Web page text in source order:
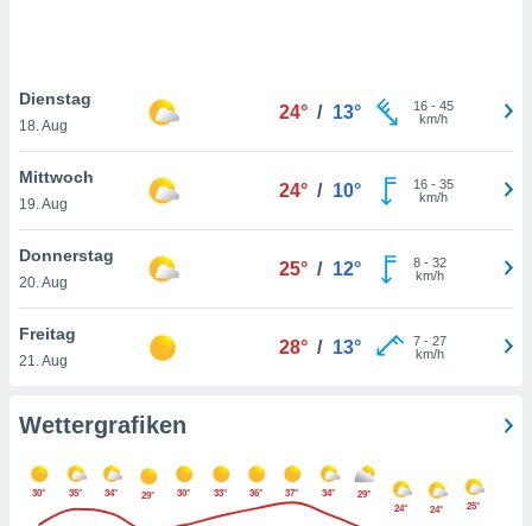
können
von
und
klicken.
und
Dienstag
18. Aug
24° / 13° 16- 45
km/h
Mittwoch
19. Aug
24° / 10° 16- 35
km/h
Donnerstag
20. Aug
25° / 12° 8- 32
km/h
Freitag
21. Aug
28° / 13° 7- 27
km/h
Wettergrafiken
30° 35° 34° 29° 30° 33° 36° 37° 34°
29°
24°
24° 25°